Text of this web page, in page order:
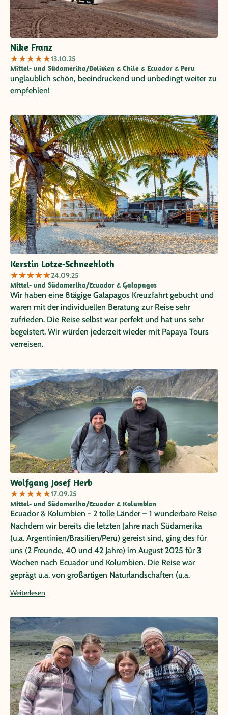
Nike Franz
★★★★★13.10.25
Mittel- und Südamerika/Bolivien & Chile & Ecuador & Peru
unglaublich schön, beeindruckend und unbedingt weiter zu
empfehlen!
Kerstin Lotze-Schneekloth
★★★★★24.09.25
Mittel- und Südamerika/Ecuador & Galapagos
Wir haben eine 8tägige Galapagos Kreuzfahrt gebucht und
waren mit der individuellen Beratung zur Reise sehr
zufrieden. Die Reise selbst war perfekt und hat uns sehr
begeistert. Wir würden jederzeit wieder mit Papaya Tours
verreisen.
Wolfgang Josef Herb
★★★★★17.09.25
Mittel- und Südamerika/Ecuador & Kolumbien
Ecuador & Kolumbien - 2 tolle Länder – 1 wunderbare Reise
Nachdem wir bereits die letzten Jahre nach Südamerika
(u.a. Argentinien/Brasilien/Peru) gereist sind, ging des für
uns (2 Freunde, 40 und 42 Jahre) im August 2025 für 3
Wochen nach Ecuador und Kolumbien. Die Reise war
geprägt u.a. von großartigen Naturlandschaften (u.a.
Millionenstädte Quito und Bogota Karibik-Lebensfreude in
haben reibungslos funktioniert. Wir haben uns in beiden
Ländern jederzeit sicher gefühlt. Ein besonderes Lob an
Silvana/Reiseguide Ecuador und an Andrea/Reiseagentur
Neptuno in Kolumbien. Beide Damen zeigten ein
überragendes Engagement und ermöglichten uns auch
„Sonderwünsche“ (u.a. Besuch lokaler Fußballspiele in
Ecuador und Kolumbien). Insgesamt ein unvergesslicher
Urlaub!
Weiterlesen